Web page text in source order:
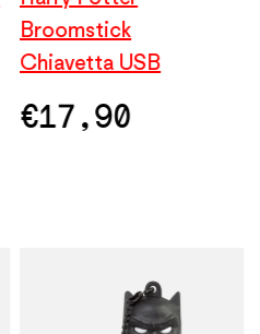
Chiavetta USB
€19,90
Broomstick
Chiavetta USB
€17,90